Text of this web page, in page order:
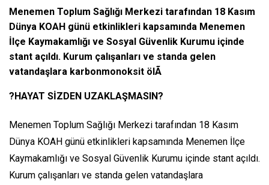
Menemen Toplum Sağlığı Merkezi tarafından 18 Kasım
Dünya KOAH günü etkinlikleri kapsamında Menemen
İlçe Kaymakamlığı ve Sosyal Güvenlik Kurumu içinde
stant açıldı. Kurum çalışanları ve standa gelen
vatandaşlara karbonmonoksit ölÃ
?HAYAT SİZDEN UZAKLAŞMASIN?
Menemen Toplum Sağlığı Merkezi tarafından 18 Kasım
Dünya KOAH günü etkinlikleri kapsamında Menemen İlçe
Kaymakamlığı ve Sosyal Güvenlik Kurumu içinde stant açıldı.
Kurum çalışanları ve standa gelen vatandaşlara